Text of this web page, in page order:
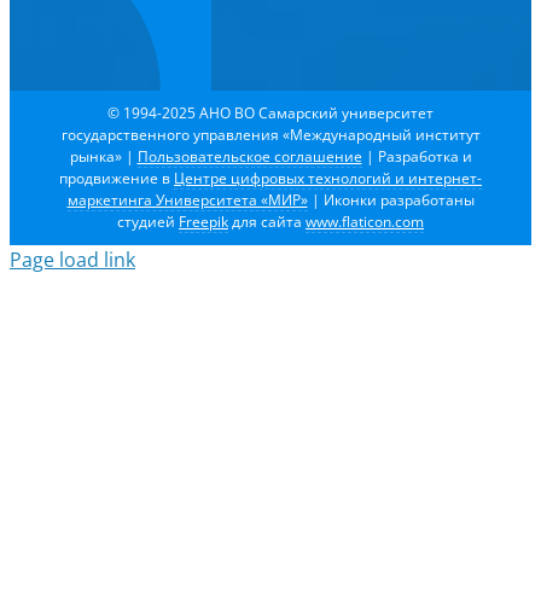
© 1994-2025 АНО ВО Самарский университет
государственного управления «Международный институт
рынка» | Пользовательское соглашение | Разработка и
продвижение в Центре цифровых технологий и интернет-
маркетинга Университета «МИР»| Иконки разработаны
студией Freepikдля сайта www.flaticon.com
Page load link